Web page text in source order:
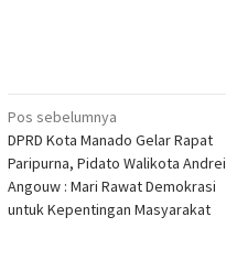
Navigasi
pos
Pos sebelumnya
DPRD Kota Manado Gelar Rapat
Paripurna, Pidato Walikota Andrei
Angouw : Mari Rawat Demokrasi
untuk Kepentingan Masyarakat